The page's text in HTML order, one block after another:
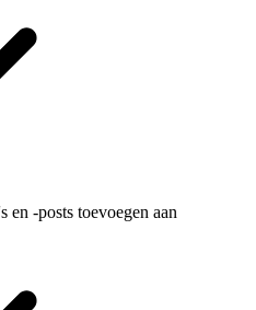
-posts toevoegen aan